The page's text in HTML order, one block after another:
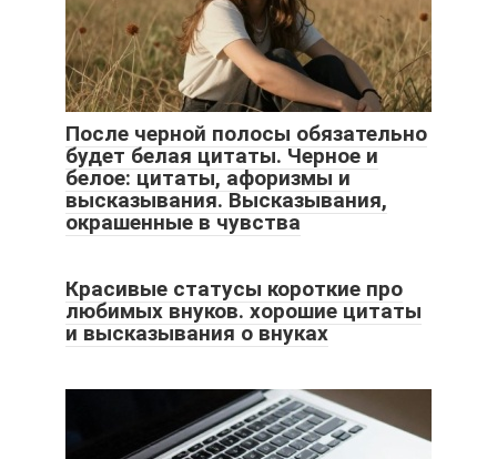
После черной полосы обязательно
будет белая цитаты. Черное и
белое: цитаты, афоризмы и
высказывания. Высказывания,
окрашенные в чувства
Красивые статусы короткие про
любимых внуков. хорошие цитаты
и высказывания о внуках